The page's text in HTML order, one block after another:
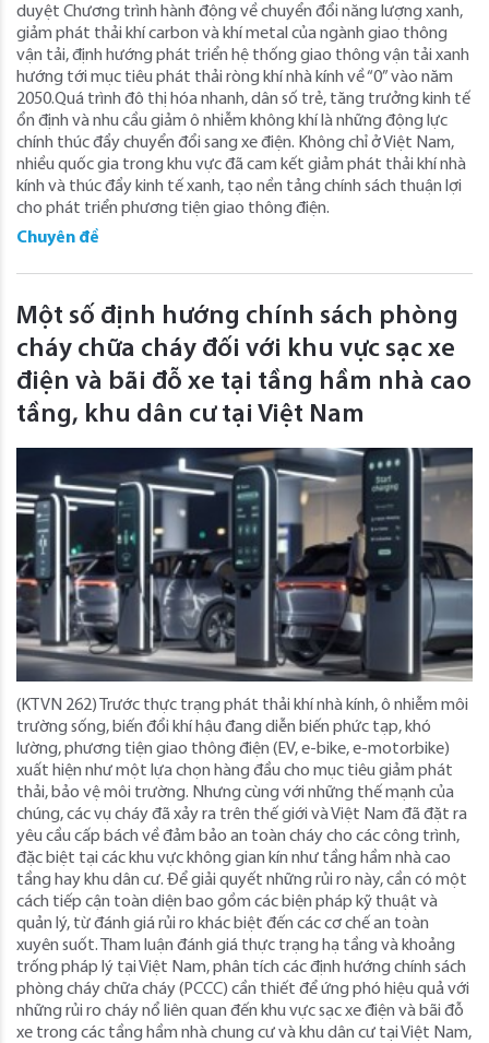
duyệt Chương trình hành động về chuyển đổi năng lượng xanh,
giảm phát thải khí carbon và khí metal của ngành giao thông
vận tải, định hướng phát triển hệ thống giao thông vận tải xanh
hướng tới mục tiêu phát thải ròng khí nhà kính về “0” vào năm
2050.Quá trình đô thị hóa nhanh, dân số trẻ, tăng trưởng kinh tế
ổn định và nhu cầu giảm ô nhiễm không khí là những động lực
chính thúc đẩy chuyển đổi sang xe điện. Không chỉ ở Việt Nam,
nhiều quốc gia trong khu vực đã cam kết giảm phát thải khí nhà
kính và thúc đẩy kinh tế xanh, tạo nền tảng chính sách thuận lợi
cho phát triển phương tiện giao thông điện.
Chuyên đề
Một số định hướng chính sách phòng
cháy chữa cháy đối với khu vực sạc xe
điện và bãi đỗ xe tại tầng hầm nhà cao
tầng, khu dân cư tại Việt Nam
(KTVN 262) Trước thực trạng phát thải khí nhà kính, ô nhiễm môi
trường sống, biến đổi khí hậu đang diễn biến phức tạp, khó
lường, phương tiện giao thông điện (EV, e-bike, e-motorbike)
xuất hiện như một lựa chọn hàng đầu cho mục tiêu giảm phát
thải, bảo vệ môi trường. Nhưng cùng với những thế mạnh của
chúng, các vụ cháy đã xảy ra trên thế giới và Việt Nam đã đặt ra
yêu cầu cấp bách về đảm bảo an toàn cháy cho các công trình,
đặc biệt tại các khu vực không gian kín như tầng hầm nhà cao
tầng hay khu dân cư. Để giải quyết những rủi ro này, cần có một
cách tiếp cận toàn diện bao gồm các biện pháp kỹ thuật và
quản lý, từ đánh giá rủi ro khác biệt đến các cơ chế an toàn
xuyên suốt. Tham luận đánh giá thực trạng hạ tầng và khoảng
trống pháp lý tại Việt Nam, phân tích các định hướng chính sách
phòng cháy chữa cháy (PCCC) cần thiết để ứng phó hiệu quả với
những rủi ro cháy nổ liên quan đến khu vực sạc xe điện và bãi đỗ
xe trong các tầng hầm nhà chung cư và khu dân cư tại Việt Nam,